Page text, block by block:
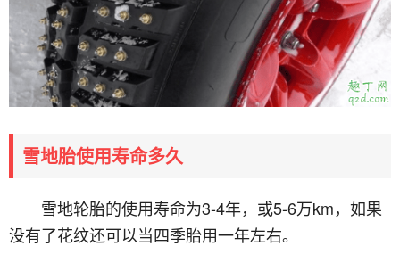
雪地胎使用寿命多久
雪地轮胎的使用寿命为3-4年，或5-6万km，如果
没有了花纹还可以当四季胎用一年左右。